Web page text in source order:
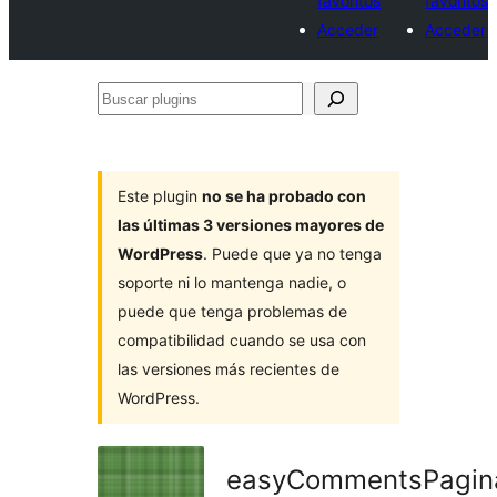
Acceder
Acceder
Buscar
Este plugin no se ha probado con
las últimas 3 versiones mayores de
WordPress. Puede que ya no tenga
soporte ni lo mantenga nadie, o
puede que tenga problemas de
compatibilidad cuando se usa con
las versiones más recientes de
WordPress.